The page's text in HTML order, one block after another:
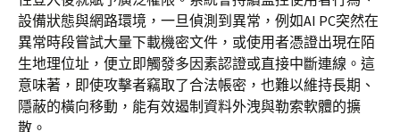
設備狀態與網路環境，一旦偵測到異常，例如AI PC突然在
異常時段嘗試大量下載機密文件，或使用者憑證出現在陌
生地理位址，便立即觸發多因素認證或直接中斷連線。這
意味著，即使攻擊者竊取了合法帳密，也難以維持長期、
隱蔽的橫向移動，能有效遏制資料外洩與勒索軟體的擴
散。